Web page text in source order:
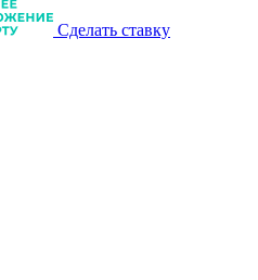
Сделать ставку